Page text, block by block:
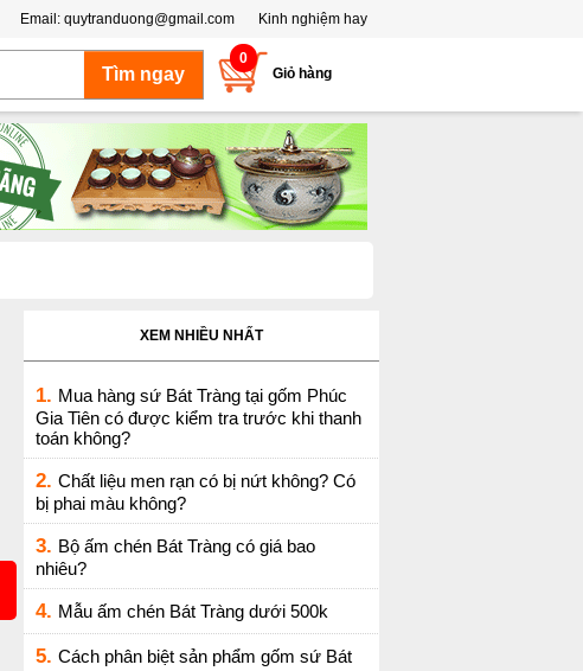
Email: quytranduong@gmail.com Kinh nghiệm hay
0
Giỏ hàng
XEM NHIỀU NHẤT
1. Mua hàng sứ Bát Tràng tại gốm Phúc
Gia Tiên có được kiểm tra trước khi thanh
toán không?
2. Chất liệu men rạn có bị nứt không? Có
bị phai màu không?
3. Bộ ấm chén Bát Tràng có giá bao
nhiêu?
4. Mẫu ấm chén Bát Tràng dưới 500k
5. Cách phân biệt sản phẩm gốm sứ Bát